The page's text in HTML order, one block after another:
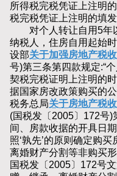
所得税完税凭证上注明
税完税凭证上注明的填发
对个人转让自用5年
纳税人，住房自用起始
设部关于加强房地产税
号)第三条第四款规定:“
契税完税证明上注明的
据国家房改政策购买的
税务总局关于房地产税
(国税发〔2005〕172号)
间、房款收据的开具日
照‘孰先’的原则确定购买
离婚财产分割等非购买
国税发〔2005〕172号